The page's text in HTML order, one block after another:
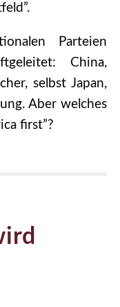
Parteien
China,
selbst Japan,
Aber welches
first”?